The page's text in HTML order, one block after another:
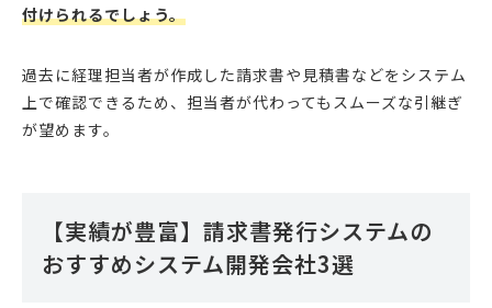
付けられるでしょう。
過去に経理担当者が作成した請求書や見積書などをシステム
上で確認できるため、担当者が代わってもスムーズな引継ぎ
が望めます。
【実績が豊富】請求書発行システムの
おすすめシステム開発会社3選